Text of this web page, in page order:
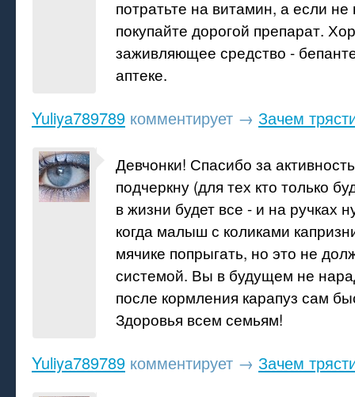
потратьте на витамин, а если не
покупайте дорогой препарат.
заживляющее средство -
аптеке.
Yuliya789789 комментирует → Зачем
Девчонки! Спасибо за
подчеркну (для тех кто только
в жизни будет все - и на ручках
когда малыш с коликами
мячике попрыгать, но это не
системой. Вы в будущем не
после кормления карапуз сам
Здоровья всем семьям!
Yuliya789789 комментирует → Зачем